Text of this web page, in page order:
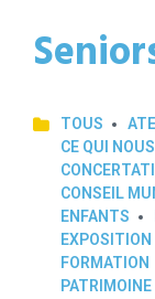
TOUS
CE QUI
CONSEIL
ENFANTS
EXPOSITION
FORMATION
PATRIMOINE